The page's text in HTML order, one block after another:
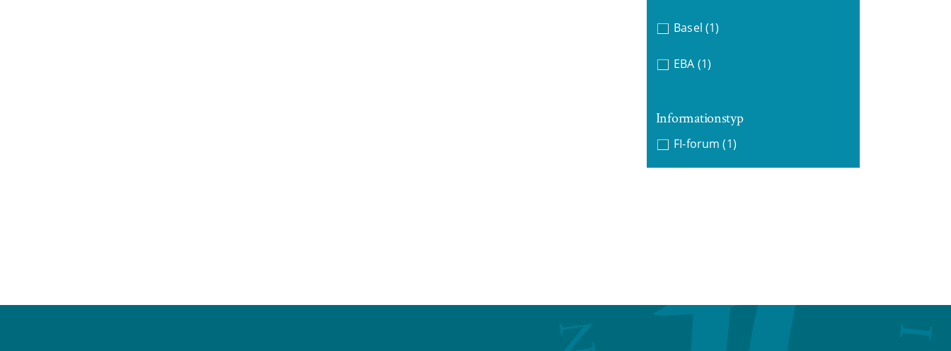
Basel (1)
EBA (1)
Informationstyp
FI-forum (1)